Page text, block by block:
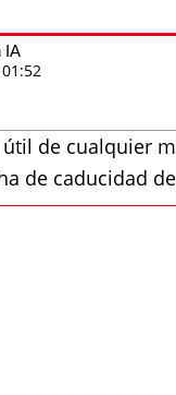
IA
de cualquier
de caducidad